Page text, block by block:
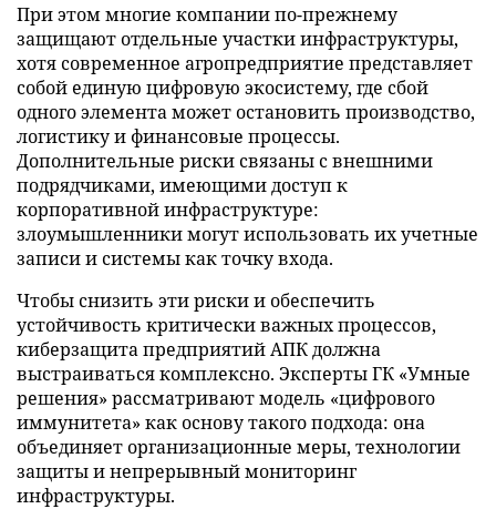
При этом многие компании по-прежнему
защищают отдельные участки инфраструктуры,
хотя современное агропредприятие представляет
собой единую цифровую экосистему, где сбой
одного элемента может остановить производство,
логистику и финансовые процессы.
Дополнительные риски связаны с внешними
подрядчиками, имеющими доступ к
корпоративной инфраструктуре:
злоумышленники могут использовать их учетные
записи и системы как точку входа.
Чтобы снизить эти риски и обеспечить
устойчивость критически важных процессов,
киберзащита предприятий АПК должна
выстраиваться комплексно. Эксперты ГК «Умные
решения» рассматривают модель «цифрового
иммунитета» как основу такого подхода: она
объединяет организационные меры, технологии
защиты и непрерывный мониторинг
инфраструктуры.